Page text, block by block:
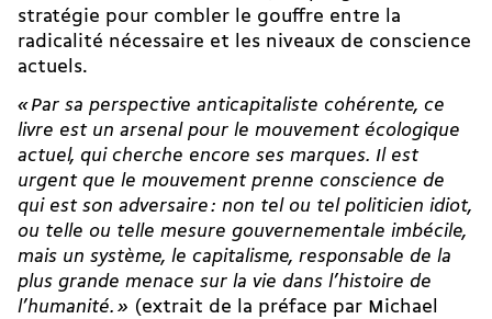
stratégie pour combler le gouffre entre la
radicalité nécessaire et les niveaux de conscience
actuels.
« Par sa perspective anticapitaliste cohérente, ce
livre est un arsenal pour le mouvement écologique
actuel, qui cherche encore ses marques. Il est
urgent que le mouvement prenne conscience de
qui est son adversaire : non tel ou tel politicien idiot,
ou telle ou telle mesure gouvernementale imbécile,
mais un système, le capitalisme, responsable de la
plus grande menace sur la vie dans l’histoire de
l’humanité. » (extrait de la préface par Michael